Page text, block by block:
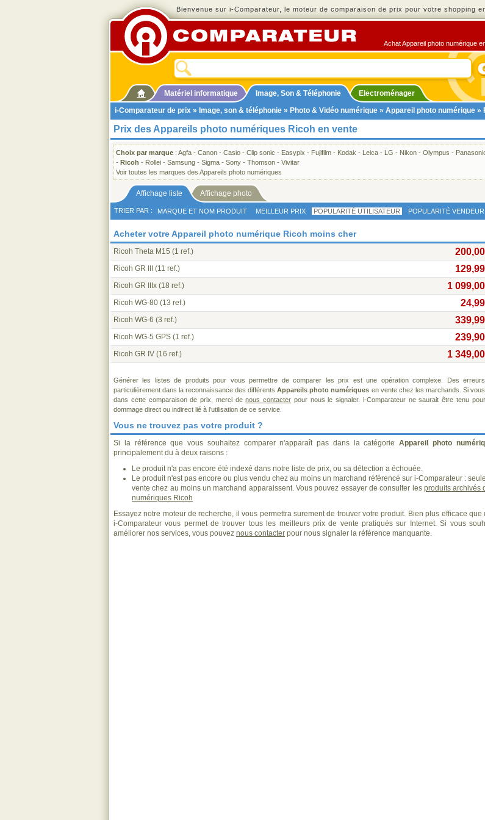
Bienvenue sur i-Comparateur, le moteur de comparaison de prix pour votre shopping
Achat Appareil photo numérique
Matériel informatique Image, Son & Téléphonie
Electroménager
i-Comparateur de prix » Image, son & téléphonie » Photo & Vidéo numérique » Appareil photo numérique »
Prix des Appareils photo numériques Ricoh en vente
Choix par marque : Agfa - Canon - Casio - Clip sonic - Easypix - Fujifilm - Kodak - Leica - LG - Nikon - Olympus -
- Ricoh - Rollei - Samsung - Sigma - Sony - Thomson - Vivitar
Voir toutes les marques des Appareils photo numériques
Affichage liste Affichage photo
TRIER PAR : MARQUE ET NOM PRODUIT MEILLEUR PRIX POPULARITÉ UTILISATEUR POPULARITÉ VENDEUR
Acheter votre Appareil photo numérique Ricoh moins cher
Ricoh Theta M15 (1 ref.)
Ricoh GR III (11 ref.)
Ricoh GR IIIx (18 ref.) 1
Ricoh WG-80 (13 ref.)
Ricoh WG-6 (3 ref.)
Ricoh WG-5 GPS (1 ref.)
Ricoh GR IV (16 ref.) 1
Générer les listes de produits pour vous permettre de comparer les prix est une opération complexe. Des erreurs
particulièrement dans la reconnaissance des différentsAppareils photo numériques en vente chez les marchands. Si
dans cette comparaison de prix, merci denous contacter pour nous le signaler. i-Comparateur ne saurait être tenu
dommage direct ou indirect lié à l'utilisation de ce service.
Vous ne trouvez pas votre produit ?
Si la référence que vous souhaitez comparer n'apparaît pas dans la catégorieAppareil photo
principalement du à deux raisons :
Le produit n'a pas encore été indexé dans notre liste de prix, ou sa détection a échouée.
Le produit n'est pas encore ou plus vendu chez au moins un marchand référencé sur i-Comparateur :
vente chez au moins un marchand apparaissent. Vous pouvez essayer de consulter les produits archivés
numériques Ricoh
Essayez notre moteur de recherche, il vous permettra surement de trouver votre produit. Bien plus efficace que
i-Comparateur vous permet de trouver tous les meilleurs prix de vente pratiqués sur Internet. Si vous
améliorer nos services, vous pouvez nous contacter pour nous signaler la référence manquante.